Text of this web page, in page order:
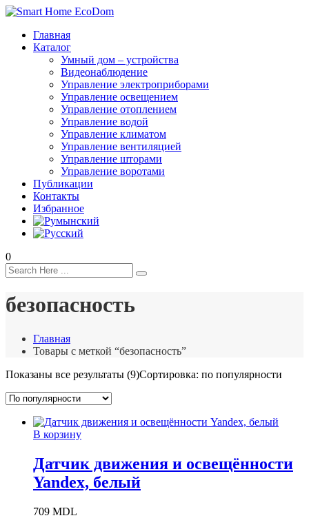
Главная
Каталог
Умный дом – устройства
Видеонаблюдение
Управление электроприборами
Управление освещением
Управление отоплением
Управление водой
Управление климатом
Управление вентиляцией
Управление шторами
Управление воротами
Публикации
Контакты
Избранное
0
безопасность
Главная
Товары с меткой “безопасность”
Показаны все результаты (9)Сортировка: по популярности
В корзину
Датчик движения и освещённости
Yandex, белый
709 MDL